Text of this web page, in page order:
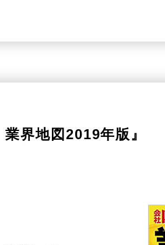
界地図2019年版』